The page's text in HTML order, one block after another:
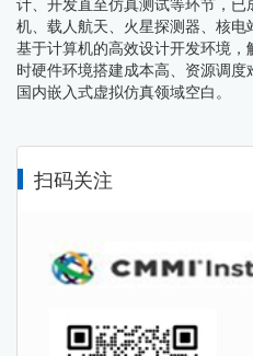
机、载人航天、火星探测器、核
基于计算机的高效设计开发环境
时硬件环境搭建成本高、资源调
国内嵌入式虚拟仿真领域空白。
扫码关注